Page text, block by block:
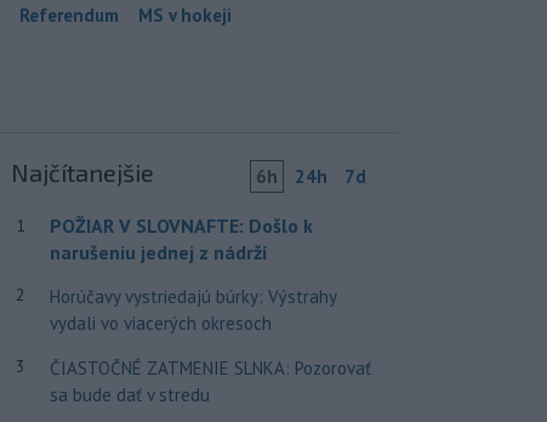
Referendum MS v hokeji
Najčítanejšie 6h 24h 7d
1
POŽIAR V SLOVNAFTE: Došlo k
narušeniu jednej z nádrží
2
Horúčavy vystriedajú búrky: Výstrahy
vydali vo viacerých okresoch
3
ČIASTOČNÉ ZATMENIE SLNKA: Pozorovať
sa bude dať v stredu